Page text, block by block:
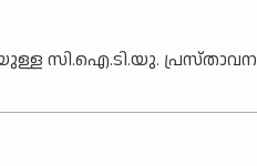
സി.ഐ.ടി.യു. പ്രസ്താവന